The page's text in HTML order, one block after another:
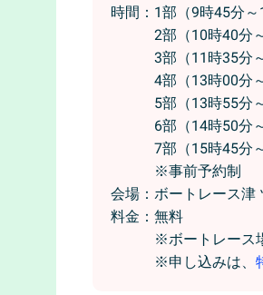
時間：1部（9時45分
2部（10時40分～
3部（11時35分～
4部（13時00分～
5部（13時55分～
6部（14時50分～
7部（15時45分～
※事前予約制
会場：ボートレース津
料金：無料
※ボートレース場
※申し込みは、